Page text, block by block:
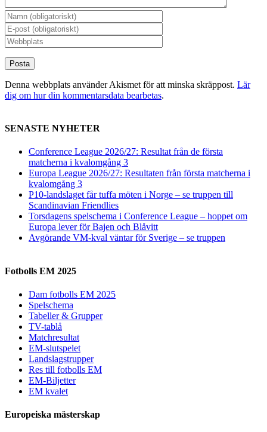
Denna webbplats använder Akismet för att minska skräppost. Lär
dig om hur din kommentarsdata bearbetas.
SENASTE NYHETER
Conference League 2026/27: Resultat från de första
matcherna i kvalomgång 3
Europa League 2026/27: Resultaten från första matcherna i
kvalomgång 3
P10-landslaget får tuffa möten i Norge – se truppen till
Scandinavian Friendlies
Torsdagens spelschema i Conference League – hoppet om
Europa lever för Bajen och Blåvitt
Avgörande VM-kval väntar för Sverige – se truppen
Fotbolls EM 2025
Dam fotbolls EM 2025
Spelschema
Tabeller & Grupper
TV-tablå
Matchresultat
EM-slutspelet
Landslagstrupper
Res till fotbolls EM
EM-Biljetter
EM kvalet
Europeiska mästerskap